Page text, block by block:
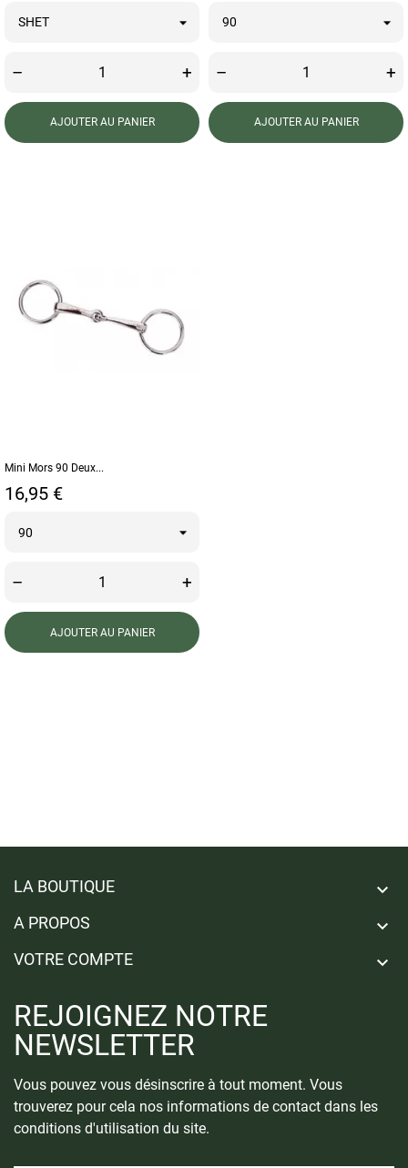
– +
AJOUTER AU PANIER
– +
AJOUTER AU PANIER
Mini Mors 90 Deux...
Prix
16,95 €
– +
AJOUTER AU PANIER
LA BOUTIQUE 
A PROPOS 
VOTRE COMPTE 
REJOIGNEZ NOTRE
NEWSLETTER
Vous pouvez vous désinscrire à tout moment. Vous
trouverez pour cela nos informations de contact dans les
conditions d'utilisation du site.